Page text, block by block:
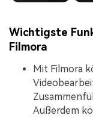
Wichtigste
Filmora
Mit Filmora
Außerdem